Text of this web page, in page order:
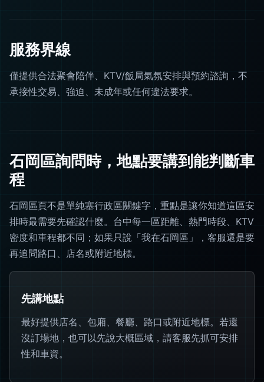
服務界線
僅提供合法聚會陪伴、KTV/飯局氣氛安排與預約諮詢，不
承接性交易、強迫、未成年或任何違法要求。
石岡區詢問時，地點要講到能判斷車
程
石岡區頁不是單純塞行政區關鍵字，重點是讓你知道這區安
排時最需要先確認什麼。台中每一區距離、熱門時段、KTV
密度和車程都不同；如果只說「我在石岡區」，客服還是要
再追問路口、店名或附近地標。
先講地點
最好提供店名、包廂、餐廳、路口或附近地標。若還
沒訂場地，也可以先說大概區域，請客服先抓可安排
性和車資。